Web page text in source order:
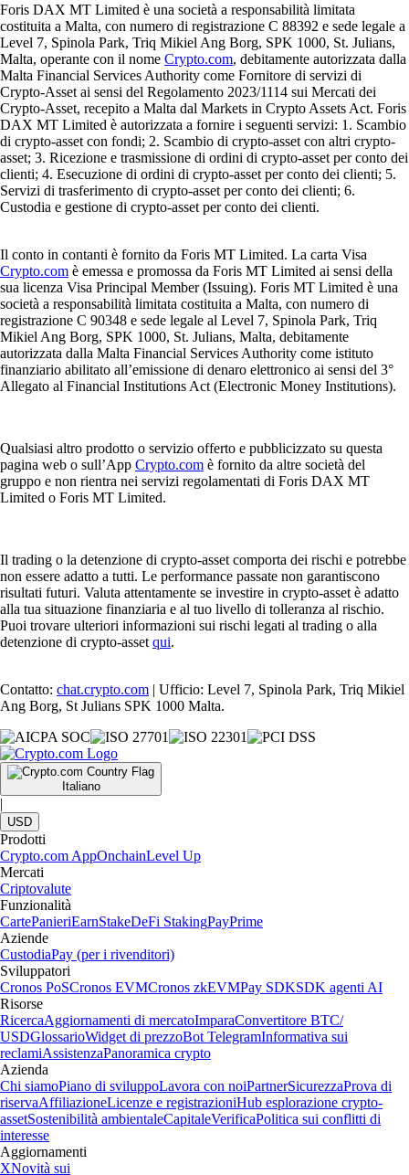
Foris DAX MT Limited è una società a responsabilità limitata
costituita a Malta, con numero di registrazione C 88392 e sede legale a
Level 7, Spinola Park, Triq Mikiel Ang Borg, SPK 1000, St. Julians,
Malta, operante con il nome Crypto.com, debitamente autorizzata dalla
Malta Financial Services Authority come Fornitore di servizi di
Crypto-Asset ai sensi del Regolamento 2023/1114 sui Mercati dei
Crypto-Asset, recepito a Malta dal Markets in Crypto Assets Act. Foris
DAX MT Limited è autorizzata a fornire i seguenti servizi: 1. Scambio
di crypto-asset con fondi; 2. Scambio di crypto-asset con altri crypto-
asset; 3. Ricezione e trasmissione di ordini di crypto-asset per conto dei
clienti; 4. Esecuzione di ordini di crypto-asset per conto dei clienti; 5.
Servizi di trasferimento di crypto-asset per conto dei clienti; 6.
Custodia e gestione di crypto-asset per conto dei clienti.
Il conto in contanti è fornito da Foris MT Limited. La carta Visa
Crypto.com è emessa e promossa da Foris MT Limited ai sensi della
sua licenza Visa Principal Member (Issuing). Foris MT Limited è una
società a responsabilità limitata costituita a Malta, con numero di
registrazione C 90348 e sede legale al Level 7, Spinola Park, Triq
Mikiel Ang Borg, SPK 1000, St. Julians, Malta, debitamente
autorizzata dalla Malta Financial Services Authority come istituto
finanziario abilitato all’emissione di denaro elettronico ai sensi del 3°
Allegato al Financial Institutions Act (Electronic Money Institutions).
Qualsiasi altro prodotto o servizio offerto e pubblicizzato su questa
pagina web o sull’App Crypto.com è fornito da altre società del
gruppo e non rientra nei servizi regolamentati di Foris DAX MT
Limited o Foris MT Limited.
Il trading o la detenzione di crypto-asset comporta dei rischi e potrebbe
non essere adatto a tutti. Le performance passate non garantiscono
risultati futuri. Valuta attentamente se investire in crypto-asset è adatto
alla tua situazione finanziaria e al tuo livello di tolleranza al rischio.
Puoi trovare ulteriori informazioni sui rischi legati al trading o alla
detenzione di crypto-asset qui.
Contatto: chat.crypto.com | Ufficio: Level 7, Spinola Park, Triq Mikiel
Ang Borg, St Julians SPK 1000 Malta.
Italiano
|
USD
Prodotti
Crypto.com AppOnchainLevel Up
Mercati
Criptovalute
Funzionalità
CartePanieriEarnStakeDeFi StakingPayPrime
Aziende
CustodiaPay (per i rivenditori)
Sviluppatori
Cronos PoSCronos EVMCronos zkEVMPay SDKSDK agenti AI
Risorse
RicercaAggiornamenti di mercatoImparaConvertitore BTC/
USDGlossarioWidget di prezzoBot TelegramInformativa sui
reclamiAssistenzaPanoramica crypto
Azienda
Chi siamoPiano di sviluppoLavora con noiPartnerSicurezzaProva di
riservaAffiliazioneLicenze e registrazioniHub esplorazione crypto-
assetSostenibilità ambientaleCapitaleVerificaPolitica sui conflitti di
interesse
Aggiornamenti
XNovità sui